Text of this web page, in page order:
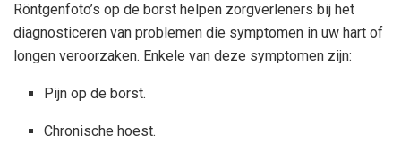
Röntgenfoto’s op de borst helpen zorgverleners bij het
diagnosticeren van problemen die symptomen in uw hart of
longen veroorzaken. Enkele van deze symptomen zijn:
Pijn op de borst.
Chronische hoest.